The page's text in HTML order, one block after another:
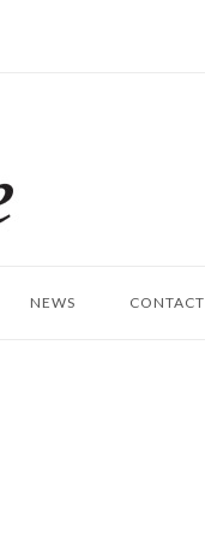
NEWS CONTACT